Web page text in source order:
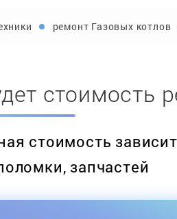
ремонт Газовых котлов
стоимость
стоимость
запчастей